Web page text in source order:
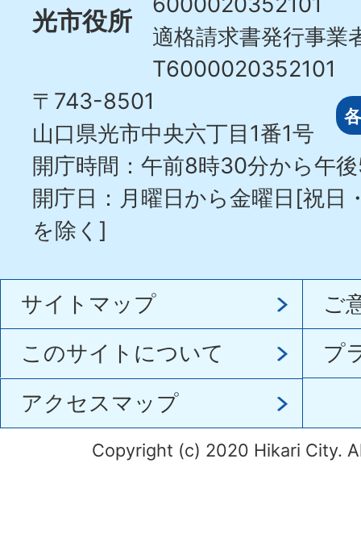
光市役所
適格請求書発行事業
T6000020352101
〒743-8501
山口県光市中央六丁目1番1号
開庁時間：午前8時30分から午
開庁日：月曜日から金曜日[祝日
を除く]
サイトマップ
ご
このサイトについて
プ
アクセスマップ
Copyright (c) 2020 Hikari City.